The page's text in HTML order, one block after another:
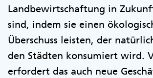
Landbewirtschaftung in
sind, indem sie einen
Überschuss leisten, der
den Städten konsumiert wird.
erfordert das auch neue